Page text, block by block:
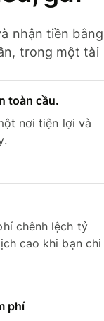
nhận tiền bằng
trong một tài
toàn cầu.
nơi tiện lợi và
chênh lệch tỷ
cao khi bạn chi
phí